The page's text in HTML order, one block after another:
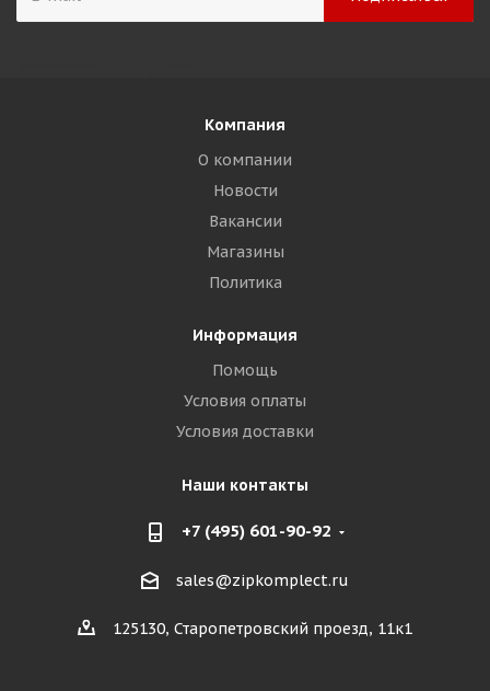
Компания
О компании
Новости
Вакансии
Магазины
Политика
Информация
Помощь
Условия оплаты
Условия доставки
Наши контакты
+7 (495) 601-90-92
sales@zipkomplect.ru
125130, Старопетровский проезд, 11к1